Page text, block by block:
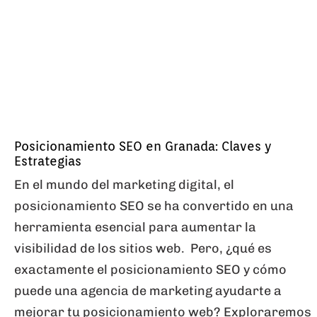
Posicionamiento SEO en Granada: Claves y
Estrategias
En el mundo del marketing digital, el
posicionamiento SEO se ha convertido en una
herramienta esencial para aumentar la
visibilidad de los sitios web. Pero, ¿qué es
exactamente el posicionamiento SEO y cómo
puede una agencia de marketing ayudarte a
mejorar tu posicionamiento web? Exploraremos